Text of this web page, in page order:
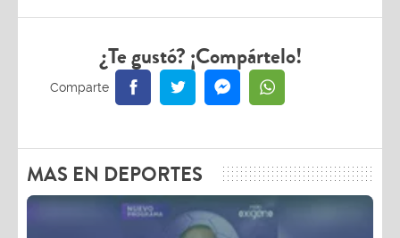
¿Te gustó? ¡Compártelo!
MAS EN DEPORTES